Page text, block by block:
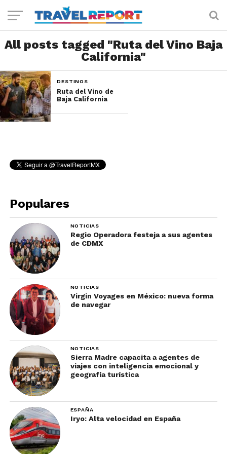
All posts tagged "Ruta del Vino Baja
California"
DESTINOS
Ruta del Vino de
Baja California
Populares
NOTICIAS
Regio Operadora festeja a sus agentes
de CDMX
NOTICIAS
Virgin Voyages en México: nueva forma
de navegar
NOTICIAS
Sierra Madre capacita a agentes de
viajes con inteligencia emocional y
geografía turística
ESPAÑA
Iryo: Alta velocidad en España